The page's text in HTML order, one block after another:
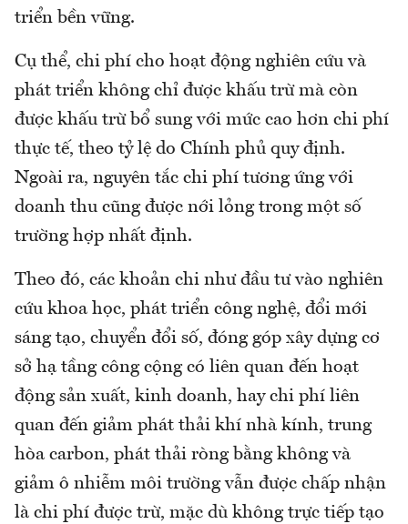
triển bền vững.
Cụ thể, chi phí cho hoạt động nghiên cứu và
phát triển không chỉ được khấu trừ mà còn
được khấu trừ bổ sung với mức cao hơn chi phí
thực tế, theo tỷ lệ do Chính phủ quy định.
Ngoài ra, nguyên tắc chi phí tương ứng với
doanh thu cũng được nới lỏng trong một số
trường hợp nhất định.
Theo đó, các khoản chi như đầu tư vào nghiên
cứu khoa học, phát triển công nghệ, đổi mới
sáng tạo, chuyển đổi số, đóng góp xây dựng cơ
sở hạ tầng công cộng có liên quan đến hoạt
động sản xuất, kinh doanh, hay chi phí liên
quan đến giảm phát thải khí nhà kính, trung
hòa carbon, phát thải ròng bằng không và
giảm ô nhiễm môi trường vẫn được chấp nhận
là chi phí được trừ, mặc dù không trực tiếp tạo